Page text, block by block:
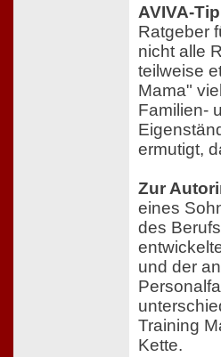
AVIVA-
Ratgeber
nicht alle
teilweise
Mama"
Familien-
ermutigt,
Zur
eines
des
und der
Training
Kette.